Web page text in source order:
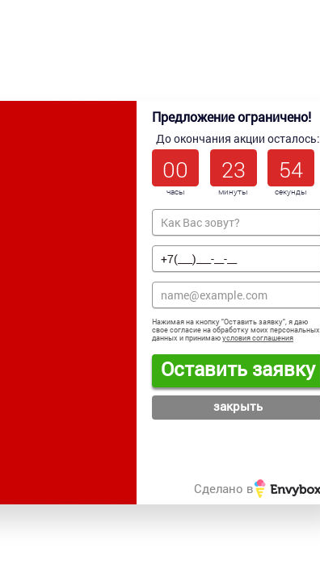
в Новокузнецке
Пакеты для магазина
хозтоваров
Предложение ограничено!
До окончания акции осталось:
00
часы
23
минуты
54
секунды
Нажимая на кнопку "Оставить заявку", я даю
свое согласие на обработку моих персональных
данных и принимаюусловия соглашения
Оставить заявку
закрыть
Сделано в